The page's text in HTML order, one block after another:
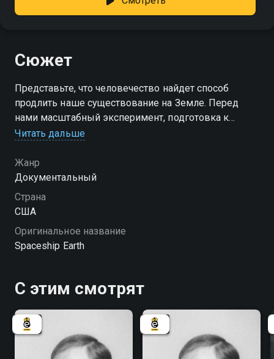
Сюжет
Представьте, что человечество найдет способ
продлить наше существование на Земле. Перед
нами масштабный эксперимент, подготовка к
которому длилась больше 10 лет. Имея все
восемь храбрых ученых изолировали себя от
общества, чтобы построить свою собственную
экосистему. Они хотели оставить след в истории.
Чем же закончится этот эксперимент, и какие
Читать дальше
Жанр
Документальный
Страна
США
Оригинальное название
Spaceship Earth
С этим смотрят